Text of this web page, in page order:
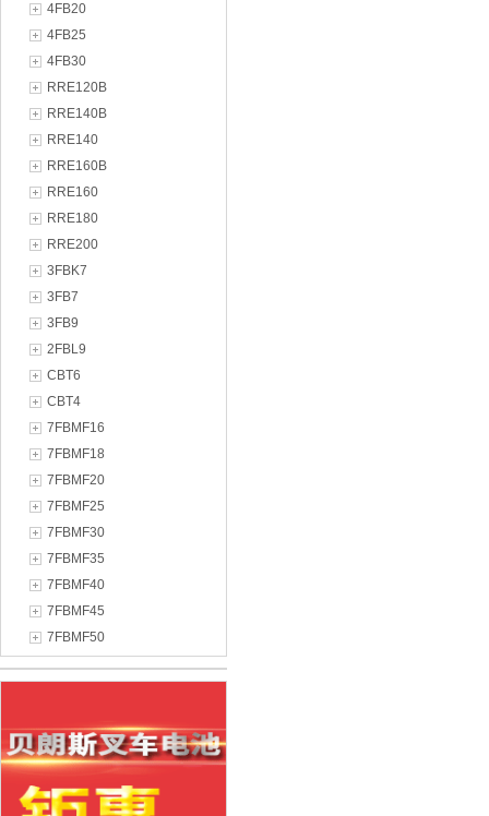
4FB20
4FB25
4FB30
RRE120B
RRE140B
RRE140
RRE160B
RRE160
RRE180
RRE200
3FBK7
3FB7
3FB9
2FBL9
CBT6
CBT4
7FBMF16
7FBMF18
7FBMF20
7FBMF25
7FBMF30
7FBMF35
7FBMF40
7FBMF45
7FBMF50